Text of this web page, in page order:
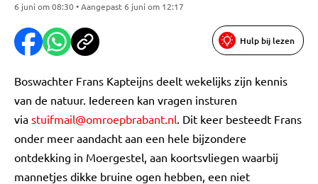
6 juni om 08:30 • Aangepast 6 juni om 12:17
Hulp bij lezen
Boswachter Frans Kapteijns deelt wekelijks zijn kennis
van de natuur. Iedereen kan vragen insturen
via stuifmail@omroepbrabant.nl. Dit keer besteedt Frans
onder meer aandacht aan een hele bijzondere
ontdekking in Moergestel, aan koortsvliegen waarbij
mannetjes dikke bruine ogen hebben, een niet